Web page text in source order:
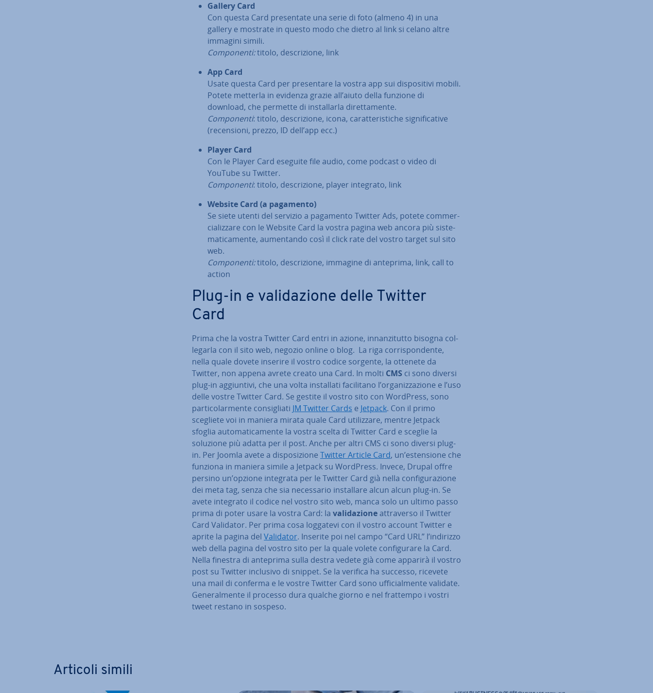
Gallery Card
Con questa Card pre­sen­ta­te una serie di foto (almeno 4) in una
gallery e mostrate in questo modo che dietro al link si celano altre
immagini simili.
Com­po­nen­ti:titolo, de­scri­zio­ne, link
App Card
Usate questa Card per pre­sen­ta­re la vostra app sui di­spo­si­ti­vi mobili.
Potete metterla in evidenza grazie all’aiuto della funzione di
download, che permette di in­stal­lar­la di­ret­ta­men­te.
Com­po­nen­ti: titolo, de­scri­zio­ne, icona, ca­rat­te­ri­sti­che si­gni­fi­ca­ti­ve
(re­cen­sio­ni, prezzo, ID dell’app ecc.)
Player Card
Con le Player Card eseguite file audio, come podcast o video di
YouTube su Twitter.
Com­po­nen­ti: titolo, de­scri­zio­ne, player integrato, link
Website Card (a pagamento)
Se siete utenti del servizio a pagamento Twitter Ads, potete com­mer­
cia­liz­za­re con le Website Card la vostra pagina web ancora più si­ste­
ma­ti­ca­men­te, au­men­tan­do così il click rate del vostro target sul sito
web.
Com­po­nen­ti:titolo, de­scri­zio­ne, immagine di anteprima, link, call to
action
Plug-in e va­li­da­zio­ne delle Twitter
Card
Prima che la vostra Twitter Card entri in azione, in­nan­zi­tut­to bisogna col­
le­gar­la con il sito web, negozio online o blog. La riga cor­ri­spon­den­te,
nella quale dovete inserire il vostro codice sorgente, la ottenete da
Twitter, non appena avrete creato una Card. In molti CMS ci sono diversi
plug-in ag­giun­ti­vi, che una volta in­stal­la­ti fa­ci­li­ta­no l’or­ga­niz­za­zio­ne e l’uso
delle vostre Twitter Card. Se gestite il vostro sito con WordPress, sono
par­ti­co­lar­men­te con­si­glia­ti JM Twitter Cards e Jetpack. Con il primo
scegliete voi in maniera mirata quale Card uti­liz­za­re, mentre Jetpack
sfoglia au­to­ma­ti­ca­men­te la vostra scelta di Twitter Card e sceglie la
soluzione più adatta per il post. Anche per altri CMS ci sono diversi plug-
in. Per Joomla avete a di­spo­si­zio­ne Twitter Article Card, un’esten­sio­ne che
funziona in maniera simile a Jetpack su WordPress. Invece, Drupal offre
persino un’opzione integrata per le Twitter Card già nella con­fi­gu­ra­zio­ne
dei meta tag, senza che sia ne­ces­sa­rio in­stal­la­re alcun alcun plug-in. Se
avete integrato il codice nel vostro sito web, manca solo un ultimo passo
prima di poter usare la vostra Card: la va­li­da­zio­neat­tra­ver­so il Twitter
Card Validator. Per prima cosa loggatevi con il vostro account Twitter e
aprite la pagina del Validator. Inserite poi nel campo “Card URL” l’indirizzo
web della pagina del vostro sito per la quale volete con­fi­gu­ra­re la Card.
Nella finestra di anteprima sulla destra vedete già come apparirà il vostro
post su Twitter inclusivo di snippet. Se la verifica ha successo, ricevete
una mail di conferma e le vostre Twitter Card sono uf­fi­cial­men­te validate.
Ge­ne­ral­men­te il processo dura qualche giorno e nel frattempo i vostri
tweet restano in sospeso.
Articoli simili